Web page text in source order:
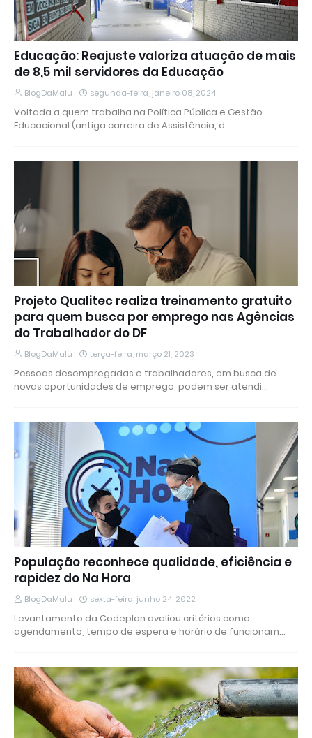
Educação: Reajuste valoriza atuação de mais
de 8,5 mil servidores da Educação
BlogDaMalu segunda-feira, janeiro 08, 2024
Voltada a quem trabalha na Política Pública e Gestão
Educacional (antiga carreira de Assistência, d…
Projeto Qualitec realiza treinamento gratuito
para quem busca por emprego nas Agências
do Trabalhador do DF
BlogDaMalu terça-feira, março 21, 2023
Pessoas desempregadas e trabalhadores, em busca de
novas oportunidades de emprego, podem ser atendi…
População reconhece qualidade, eficiência e
rapidez do Na Hora
BlogDaMalu sexta-feira, junho 24, 2022
Levantamento da Codeplan avaliou critérios como
agendamento, tempo de espera e horário de funcionam…